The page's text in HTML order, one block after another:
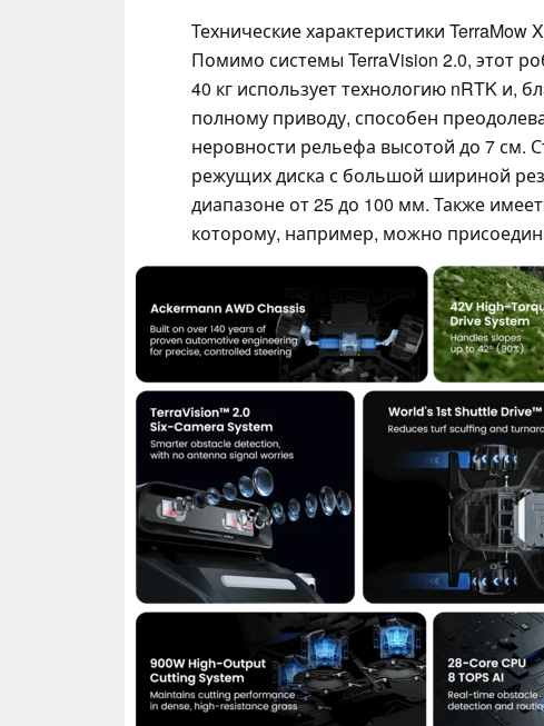
Технические характеристики TerraMow
Помимо системы TerraVision 2.0, этот
40 кг использует технологию nRTK и,
полному приводу, способен
неровности рельефа высотой до 7 см.
режущих диска с большой шириной
диапазоне от 25 до 100 мм. Также
которому, например, можно